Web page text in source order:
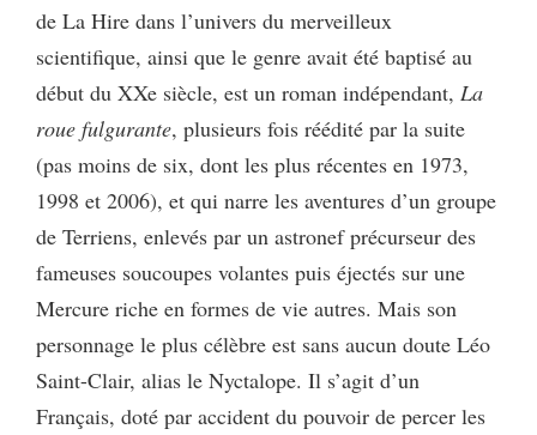
de La Hire dans l’univers du merveilleux
scientifique, ainsi que le genre avait été baptisé au
début du XXe siècle, est un roman indépendant, La
roue fulgurante, plusieurs fois réédité par la suite
(pas moins de six, dont les plus récentes en 1973,
1998 et 2006), et qui narre les aventures d’un groupe
de Terriens, enlevés par un astronef précurseur des
fameuses soucoupes volantes puis éjectés sur une
Mercure riche en formes de vie autres. Mais son
personnage le plus célèbre est sans aucun doute Léo
Saint-Clair, alias le Nyctalope. Il s’agit d’un
Français, doté par accident du pouvoir de percer les